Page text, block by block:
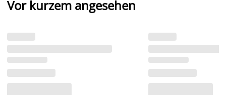
Vor kurzem angesehen